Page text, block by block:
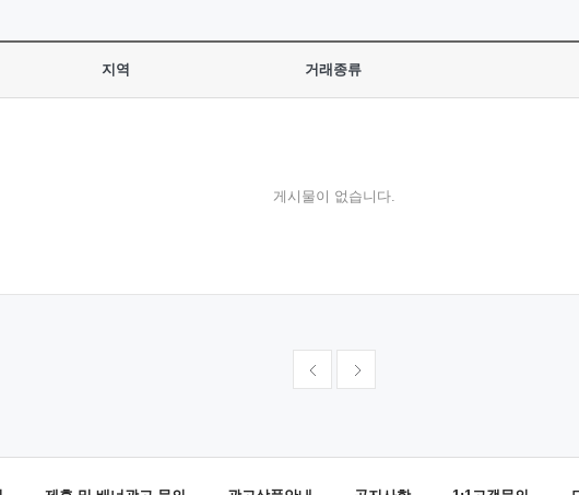
지역 거래종류
게시물이 없습니다.